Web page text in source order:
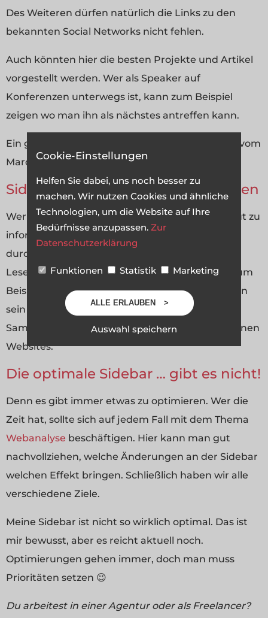
Des Weiteren dürfen natürlich die Links zu den
bekannten Social Networks nicht fehlen.
Auch könnten hier die besten Projekte und Artikel
vorgestellt werden. Wer als Speaker auf
Konferenzen unterwegs ist, kann zum Beispiel
zeigen wo man ihn als nächstes antreffen kann.
Ein gutes Beispiel für eine solche Sidebar ist die vom
Marcus Tandler.
Sidebar um die Leser zu informieren
Wer sich als Ziel gesetzt hat einfach die Leser gut zu
informieren, kann das auch in seiner Sidebar
durchsetzen. Hier eignen sich vor allem
Leseempfehlungen für den User. Das können zum
Beispiel Links zu guten internen Übersichtsseiten
sein (Basics-Themen), aber auch eine gute
Sammlung an Links zu themenrelevanten externen
Websites.
Die optimale Sidebar … gibt es nicht!
Denn es gibt immer etwas zu optimieren. Wer die
Zeit hat, sollte sich auf jedem Fall mit dem Thema
Webanalyse beschäftigen. Hier kann man gut
nachvollziehen, welche Änderungen an der Sidebar
welchen Effekt bringen. Schließlich haben wir alle
verschiedene Ziele.
Meine Sidebar ist nicht so wirklich optimal. Das ist
mir bewusst, aber es reicht aktuell noch.
Optimierungen gehen immer, doch man muss
Prioritäten setzen 😉
Du arbeitest in einer Agentur oder als Freelancer?
Cookie-Einstellungen
Helfen Sie dabei, uns noch besser zu
machen. Wir nutzen Cookies und ähnliche
Technologien, um die Website auf Ihre
Bedürfnisse anzupassen. Zur
Datenschutzerklärung
Funktionen Statistik Marketing
ALLE ERLAUBEN
Auswahl speichern